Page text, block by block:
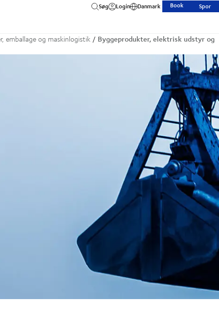
Søg Login Danmark Book Spor
emballage og maskinlogistik
Byggeprodukter, elektrisk udstyr og